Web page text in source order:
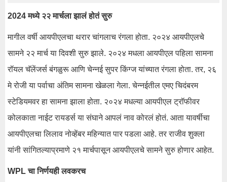
2024 मध्ये २२ मार्चला झालं होतं सुरु
मागील वर्षी आयपीएलचा थरार चांगलाच रंगला होता. २०२४ आयपीएलचे
सामने २२ मार्च या दिवशी सुरु झाले. २०२४ मधला आयपीएल पहिला सामना
रॉयल चॅलेंजर्स बंगळुरू आणि चेन्नई सुपर किंग्ज यांच्यात रंगला होता. तर, २६
मे रोजी या पर्वाचा अंतिम सामना खेळला गेला. चेन्नईतील एमए चिदंबरम
स्टेडियमवर हा सामना झाला होता. २०२४ मधल्या आयपीएल ट्रॉफीवर
कोलकाता नाईट रायडर्स या संघाने आपलं नाव कोरलं होतं. आता यावर्षीचा
आयपीएलचा लिलाव नोव्हेंबर महिन्यात पार पडला आहे. तर राजीव शुक्ला
यांनी सांगितल्याप्रमाणे २१ मार्चपासून आयपीएलचे सामने सुरु होणार आहेत.
WPL चा निर्णयही लवकरच